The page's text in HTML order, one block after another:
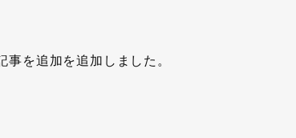
事を追加を追加しました。